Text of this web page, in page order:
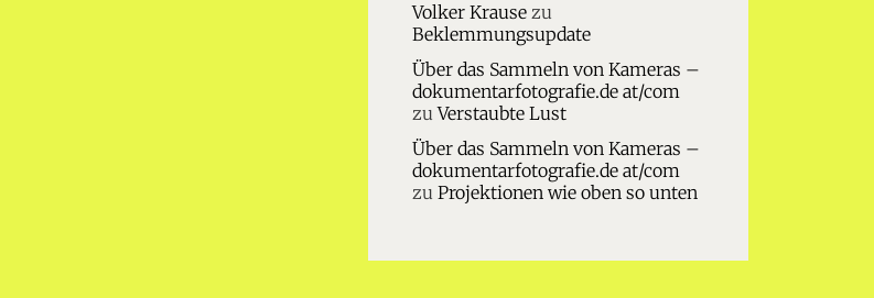
Volker Krausezu
Beklemmungsupdate
Über das Sammeln von Kameras –
dokumentarfotografie.de at/com
zuVerstaubte Lust
Über das Sammeln von Kameras –
dokumentarfotografie.de at/com
zu Projektionen wie oben so unten